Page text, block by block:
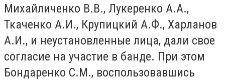
Михайличенко В.В., Лукеренко А.А.,
Ткаченко А.И., Крупицкий А.Ф., Харланов
А.И., и неустановленные лица, дали свое
согласие на участие в банде. При этом
Бондаренко С.М., воспользовавшись